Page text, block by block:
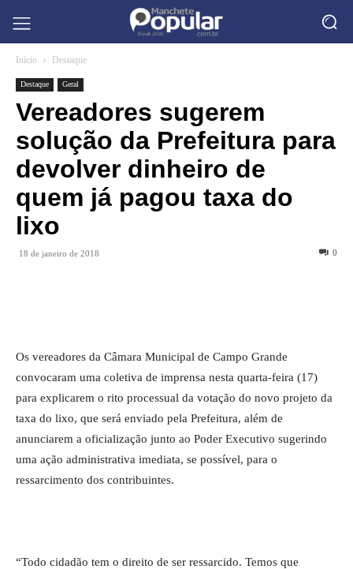
Início Destaque
Destaque Geral
Vereadores sugerem
solução da Prefeitura para
devolver dinheiro de
quem já pagou taxa do
lixo
18 de janeiro de 2018 0
Os vereadores da Câmara Municipal de Campo Grande
convocaram uma coletiva de imprensa nesta quarta-feira (17)
para explicarem o rito processual da votação do novo projeto da
taxa do lixo, que será enviado pela Prefeitura, além de
anunciarem a oficialização junto ao Poder Executivo sugerindo
uma ação administrativa imediata, se possível, para o
ressarcimento dos contribuintes.
“Todo cidadão tem o direito de ser ressarcido. Temos que